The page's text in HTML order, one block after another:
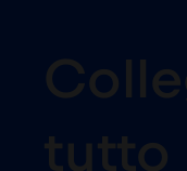
tutto